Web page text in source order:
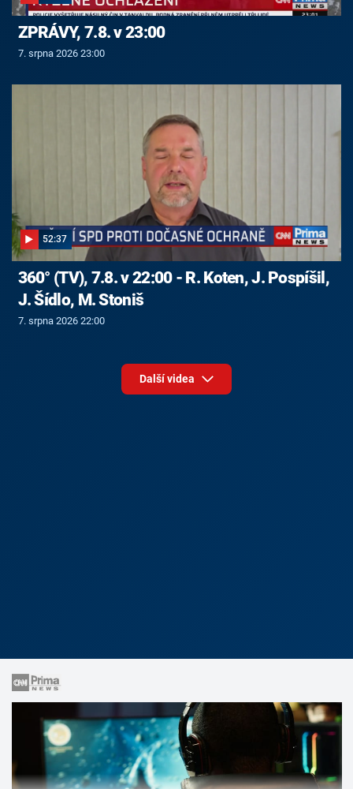
ZPRÁVY, 7.8. v 23:00
7. srpna 2026 23:00
52:37
360° (TV), 7.8. v 22:00 - R. Koten, J. Pospíšil,
J. Šídlo, M. Stoniš
7. srpna 2026 22:00
Další videa